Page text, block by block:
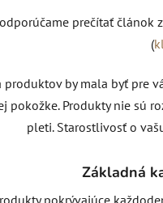
prečítať
(
produktov by mala byť pre
pokožke. Produkty nie sú
pleti. Starostlivosť o
Základná
pokrývajúce